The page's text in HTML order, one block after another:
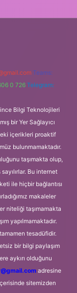
Teams:
0 726 Telegram:
Bilgi Teknolojileri
bir Yer Sağlayıcı
içerikleri proaktif
bulunmamaktadır.
taşımakta olup,
Bu internet
ile hiçbir bağlantısı
makaleler
niteliği taşımamakta
yapılmamaktadır.
tesadüfidir.
bir bilgi paylaşım
aykırı olduğunu
adresine
sitemizden